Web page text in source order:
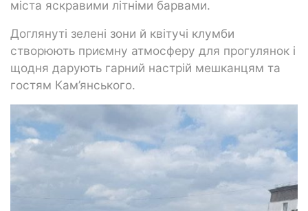
міста яскравими літніми барвами.
Доглянуті зелені зони й квітучі клумби
створюють приємну атмосферу для прогулянок і
щодня дарують гарний настрій мешканцям та
гостям Кам’янського.